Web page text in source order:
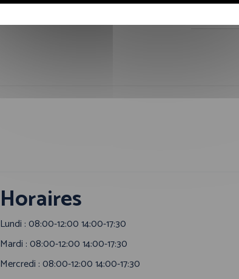
Horaires
Lundi : 08:00-12:00 14:00-17:30
Mardi : 08:00-12:00 14:00-17:30
Mercredi : 08:00-12:00 14:00-17:30